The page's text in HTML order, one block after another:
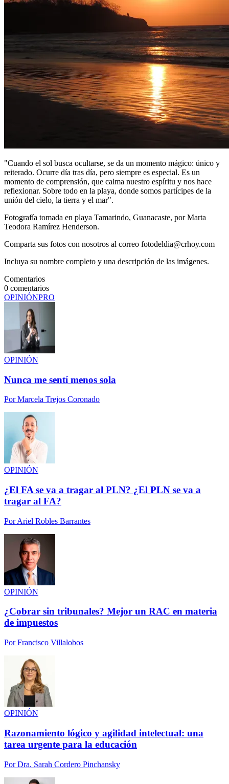
"Cuando el sol busca ocultarse, se da un momento mágico: único y
reiterado. Ocurre día tras día, pero siempre es especial. Es un
momento de comprensión, que calma nuestro espíritu y nos hace
reflexionar. Sobre todo en la playa, donde somos partícipes de la
unión del cielo, la tierra y el mar".
Fotografía tomada en playa Tamarindo, Guanacaste, por Marta
Teodora Ramírez Henderson.
Comparta sus fotos con nosotros al correo fotodeldia@crhoy.com
Incluya su nombre completo y una descripción de las imágenes.
Comentarios
0 comentarios
OPINIÓNPRO
OPINIÓN
Nunca me sentí menos sola
PorMarcela Trejos Coronado
OPINIÓN
¿El FA se va a tragar al PLN? ¿El PLN se va a
tragar al FA?
PorAriel Robles Barrantes
OPINIÓN
¿Cobrar sin tribunales? Mejor un RAC en materia
de impuestos
PorFrancisco Villalobos
OPINIÓN
Razonamiento lógico y agilidad intelectual: una
tarea urgente para la educación
PorDra. Sarah Cordero Pinchansky